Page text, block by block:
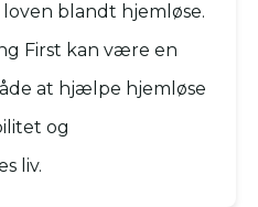
blandt hjemløse.
First kan være en
at hjælpe hjemløse
og
liv.